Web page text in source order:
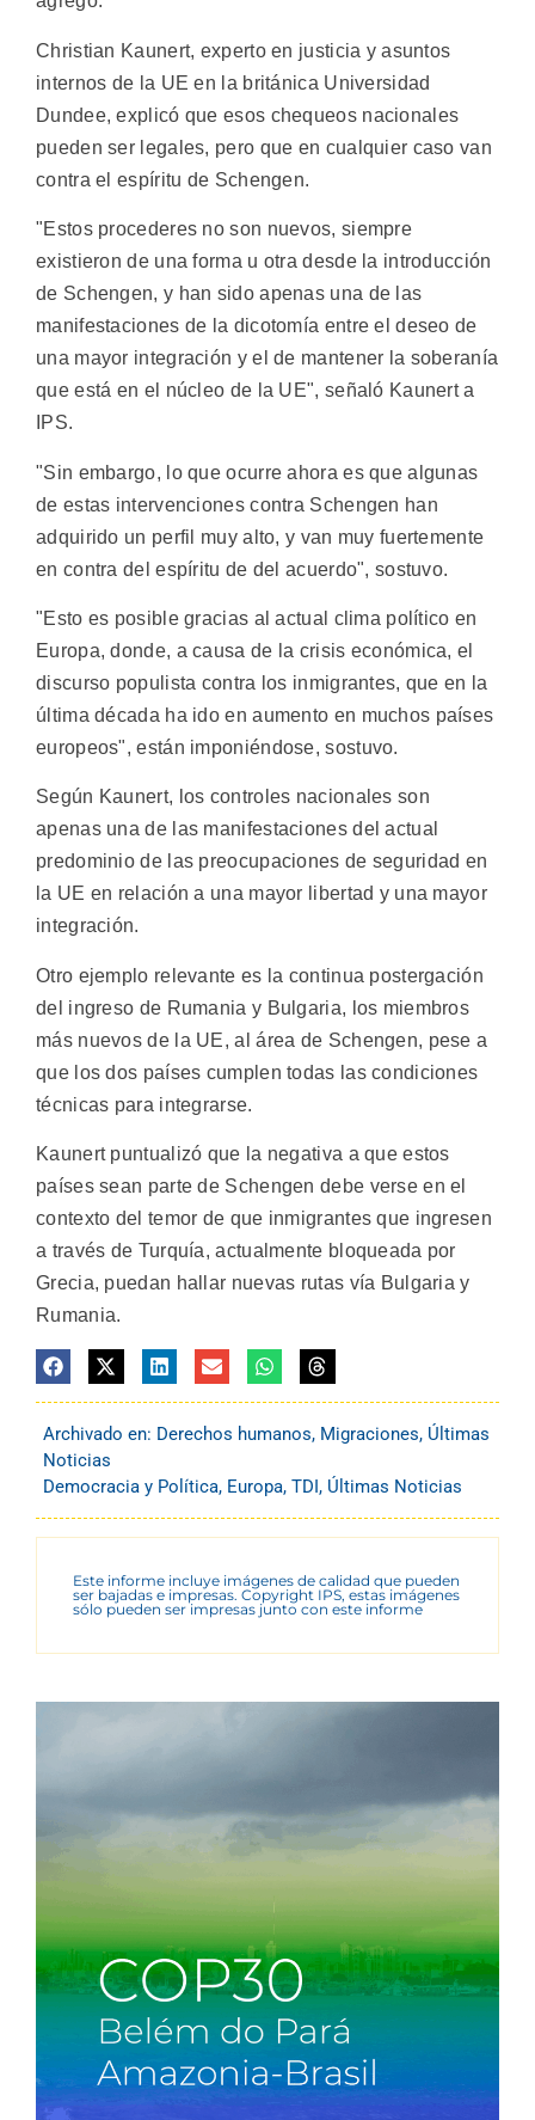
Christian Kaunert, experto en justicia y asuntos
internos de la UE en la británica Universidad
Dundee, explicó que esos chequeos nacionales
pueden ser legales, pero que en cualquier caso van
contra el espíritu de Schengen.
"Estos procederes no son nuevos, siempre
existieron de una forma u otra desde la introducción
de Schengen, y han sido apenas una de las
manifestaciones de la dicotomía entre el deseo de
una mayor integración y el de mantener la soberanía
que está en el núcleo de la UE", señaló Kaunert a
IPS.
"Sin embargo, lo que ocurre ahora es que algunas
de estas intervenciones contra Schengen han
adquirido un perfil muy alto, y van muy fuertemente
en contra del espíritu de del acuerdo", sostuvo.
"Esto es posible gracias al actual clima político en
Europa, donde, a causa de la crisis económica, el
discurso populista contra los inmigrantes, que en la
última década ha ido en aumento en muchos países
europeos", están imponiéndose, sostuvo.
Según Kaunert, los controles nacionales son
apenas una de las manifestaciones del actual
predominio de las preocupaciones de seguridad en
la UE en relación a una mayor libertad y una mayor
integración.
Otro ejemplo relevante es la continua postergación
del ingreso de Rumania y Bulgaria, los miembros
más nuevos de la UE, al área de Schengen, pese a
que los dos países cumplen todas las condiciones
técnicas para integrarse.
Kaunert puntualizó que la negativa a que estos
países sean parte de Schengen debe verse en el
contexto del temor de que inmigrantes que ingresen
a través de Turquía, actualmente bloqueada por
Grecia, puedan hallar nuevas rutas vía Bulgaria y
Rumania.
Archivado en: Derechos humanos, Migraciones, Últimas
Noticias
Democracia y Política, Europa, TDI, Últimas Noticias
Este informe incluye imágenes de calidad que pueden
ser bajadas e impresas. Copyright IPS, estas imágenes
sólo pueden ser impresas junto con este informe